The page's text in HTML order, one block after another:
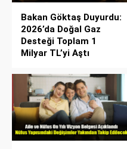
Bakan Göktaş Duyurdu:
2026’da Doğal Gaz
Desteği Toplam 1
Milyar TL’yi Aştı